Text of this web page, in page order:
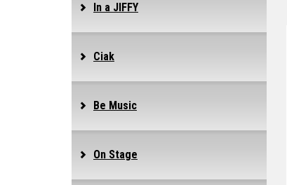
In a JIFFY
Ciak
Be Music
On Stage